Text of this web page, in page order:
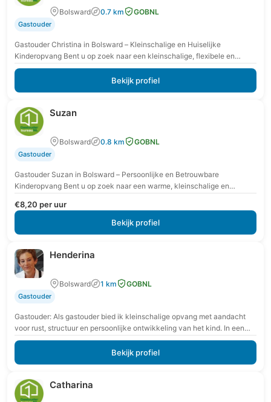
Bolsward 0.7 km GOBNL
Gastouder
Gastouder Christina in Bolsward – Kleinschalige en Huiselijke
Kinderopvang Bent u op zoek naar een kleinschalige, flexibele en
huiselijke gastouderopvang in Bolsward waar uw kind…
Bekijk profiel
Suzan
Bolsward 0.8 km GOBNL
Gastouder
Gastouder Suzan in Bolsward – Persoonlijke en Betrouwbare
Kinderopvang Bent u op zoek naar een warme, kleinschalige en
€8,20 per uur
Bekijk profiel
Henderina
Bolsward 1 km GOBNL
Gastouder
Gastouder: Als gastouder bied ik kleinschalige opvang met aandacht
voor rust, structuur en persoonlijke ontwikkeling van het kind. In een
veilige en vertrouwde omgeving krijgt…
Bekijk profiel
Catharina